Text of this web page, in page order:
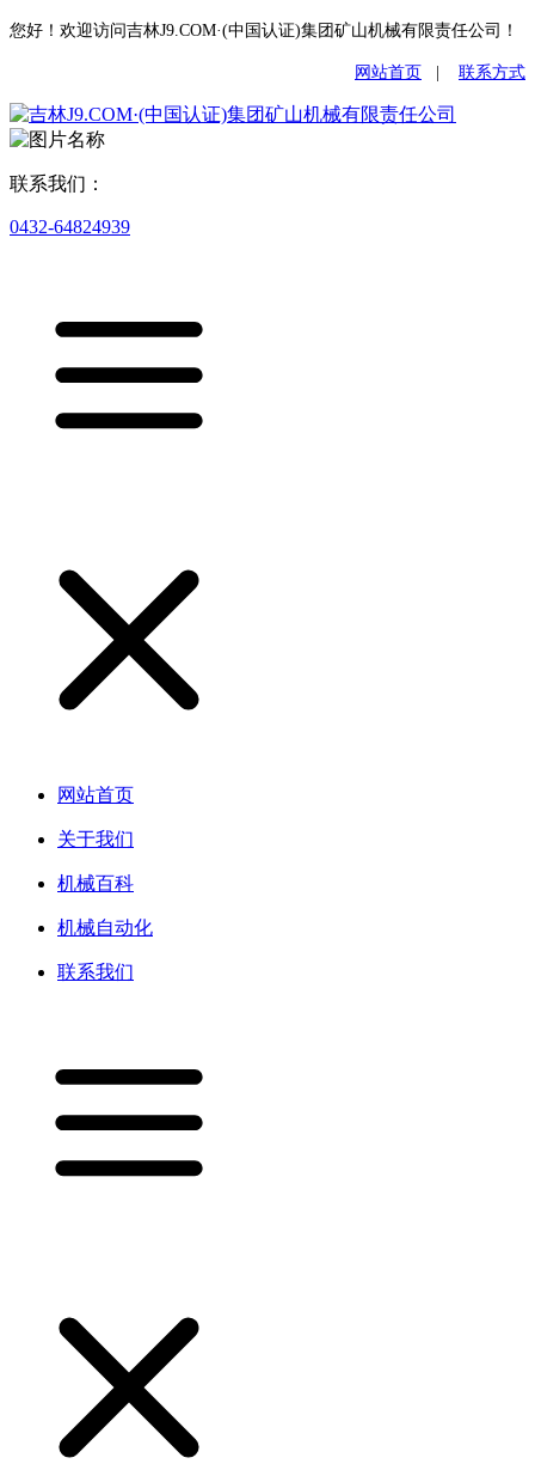
您好！欢迎访问吉林J9.COM·(中国认证)集团矿山机械有限责任公司！
网站首页 联系方式
联系我们：
0432-64824939
网站首页
关于我们
机械百科
机械自动化
联系我们